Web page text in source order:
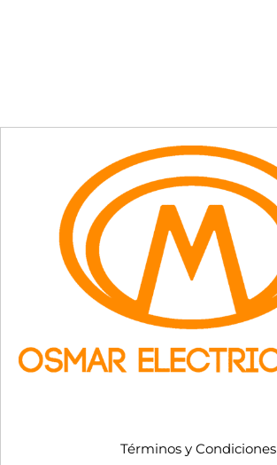
Términos y Condiciones